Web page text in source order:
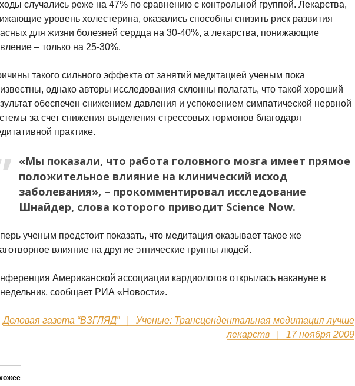
случались реже на 47% по сравнению с контрольной группой. Лекарства,
уровень холестерина, оказались способны снизить риск развития
для жизни болезней сердца на 30-40%, а лекарства, понижающие
– только на 25-30%.
такого сильного эффекта от занятий медитацией ученым пока
однако авторы исследования склонны полагать, что такой хороший
обеспечен снижением давления и успокоением симпатической нервной
за счет снижения выделения стрессовых гормонов благодаря
практике.
«Мы показали, что работа головного мозга имеет прямое
положительное влияние на клинический исход
заболевания», – прокомментировал исследование
Шнайдер, слова которого приводит Science Now.
ученым предстоит показать, что медитация оказывает такое же
влияние на другие этнические группы людей.
Американской ассоциации кардиологов открылась накануне в
сообщает РИА «Новости».
Деловая газета “ВЗГЛЯД” | Ученые: Трансцендентальная медитация лучше
лекарств | 17 ноября 2009